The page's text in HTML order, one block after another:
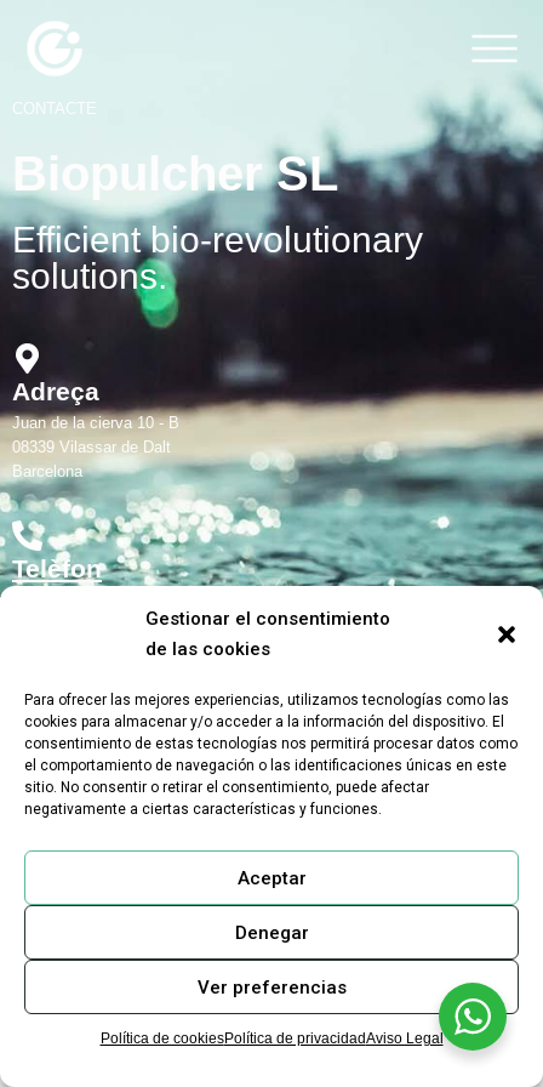
Gestionar el consentimiento
de las cookies
Para ofrecer las mejores experiencias, utilizamos tecnologías como las
cookies para almacenar y/o acceder a la información del dispositivo. El
consentimiento de estas tecnologías nos permitirá procesar datos como
el comportamiento de navegación o las identificaciones únicas en este
sitio. No consentir o retirar el consentimiento, puede afectar
negativamente a ciertas características y funciones.
Aceptar
Denegar
Ver preferencias
Política de cookiesPolítica de privacidadAviso Legal
CONTACTE
Biopulcher SL
Efficient bio-revolutionary
solutions.
Adreça
Juan de la cierva 10 - B
08339 Vilassar de Dalt
Barcelona
Telèfon
Email
info@biopulcher.com